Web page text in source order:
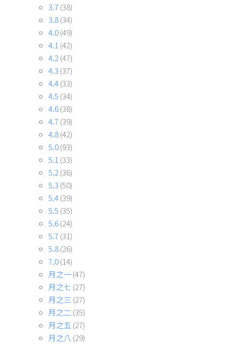
3.7 (38)
3.8(34)
4.0(49)
4.1(42)
4.2(47)
4.3 (37)
4.4(33)
4.5 (34)
4.6(38)
4.7 (39)
4.8(42)
5.0(93)
5.1(33)
5.2(36)
5.3 (50)
5.4(39)
5.5 (35)
5.6(24)
5.7 (31)
5.8(26)
7.0(14)
月之一(47)
月之七 (27)
月之三 (27)
月之二(35)
月之五 (27)
月之八 (29)